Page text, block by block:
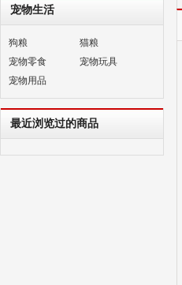
宠物生活
狗粮
猫粮
宠物零食
宠物玩具
宠物用品
最近浏览过的商品